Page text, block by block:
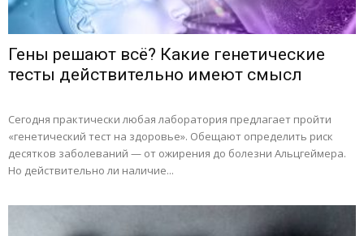
Гены решают всё? Какие генетические
тесты действительно имеют смысл
Сегодня практически любая лаборатория предлагает пройти
«генетический тест на здоровье». Обещают определить риск
десятков заболеваний — от ожирения до болезни Альцгеймера.
Но действительно ли наличие...